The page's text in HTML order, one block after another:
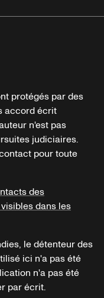
protégés par des
accord écrit
n'est pas
judiciaires.
pour toute
des
dans les
le détenteur des
ici n'a pas été
n'a pas été
par écrit.